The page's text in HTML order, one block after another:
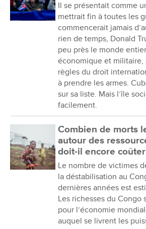
Il se présentait comme
mettrait fin à toutes les
commencerait jamais
rien de temps, Donald
peu près le monde
économique et
règles du droit
à prendre les armes.
sur sa liste. Mais l’île
facilement.
Combien de morts
autour des
doit-il encore
Le nombre de victimes
la déstabilisation au
dernières années est
Les richesses du Congo
pour l’économie
auquel se livrent les